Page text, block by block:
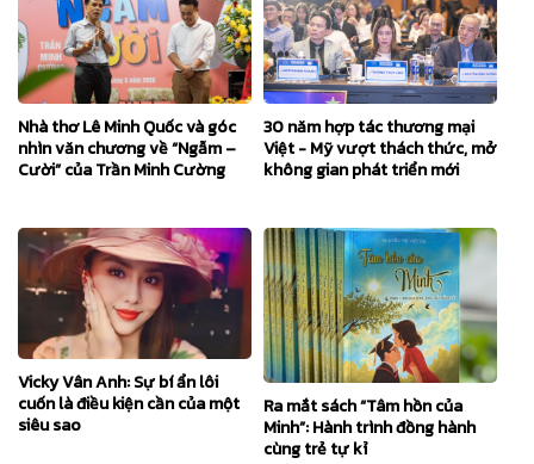
Nhà thơ Lê Minh Quốc và góc
nhìn văn chương về “Ngẫm –
Cười” của Trần Minh Cường
30 năm hợp tác thương mại
Việt - Mỹ vượt thách thức, mở
không gian phát triển mới
Vicky Vân Anh: Sự bí ẩn lôi
cuốn là điều kiện cần của một
siêu sao
Ra mắt sách “Tâm hồn của
Minh”: Hành trình đồng hành
cùng trẻ tự kỉ